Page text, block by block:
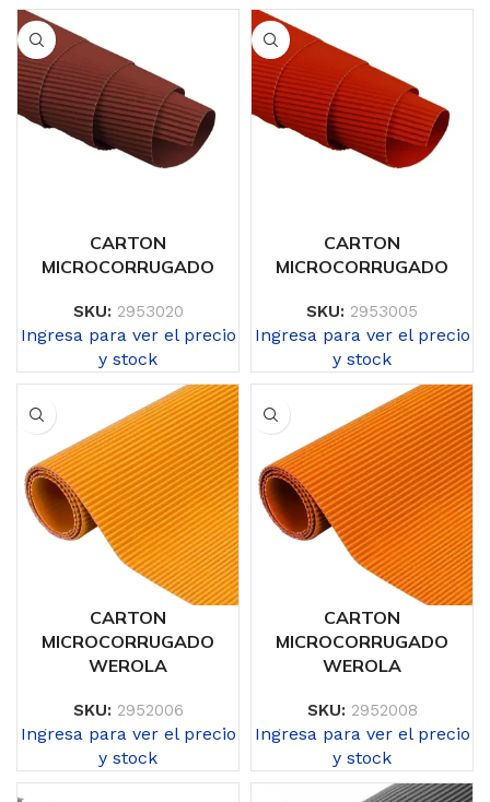
CARTON
MICROCORRUGADO
SKU: 2953020
Ingresa para ver el precio
y stock
CARTON
MICROCORRUGADO
SKU: 2953005
Ingresa para ver el precio
y stock
CARTON
MICROCORRUGADO
WEROLA
SKU: 2952006
Ingresa para ver el precio
y stock
CARTON
MICROCORRUGADO
WEROLA
SKU: 2952008
Ingresa para ver el precio
y stock